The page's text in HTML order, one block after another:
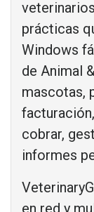
prácticas
Windows
de Animal
mascotas,
cobrar,
informes
en red y